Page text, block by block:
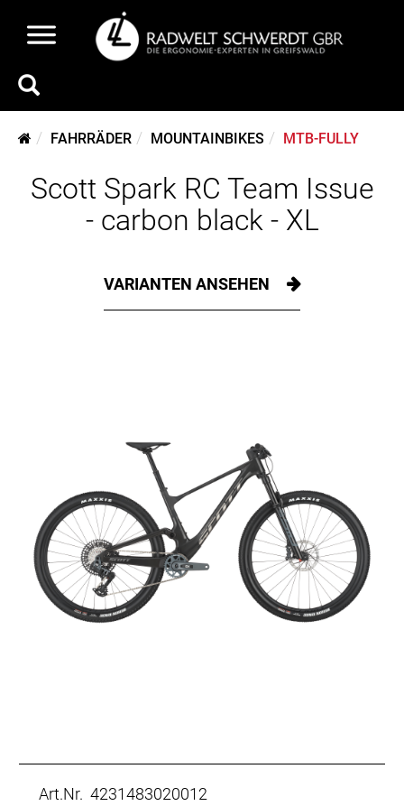
FAHRRÄDER MOUNTAINBIKES MTB-FULLY
Scott Spark RC Team Issue
- carbon black - XL
VARIANTEN ANSEHEN
Art.Nr. 4231483020012